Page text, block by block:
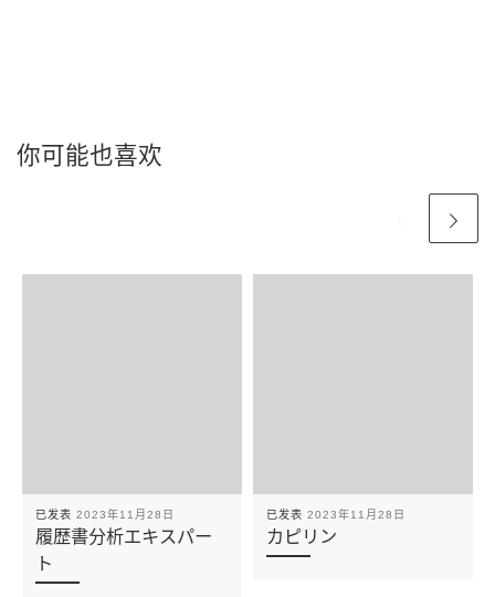
你可能也喜欢
已发表 2023年11月28日
履歴書分析エキスパー
ト
已发表 2023年11月28日
カピリン